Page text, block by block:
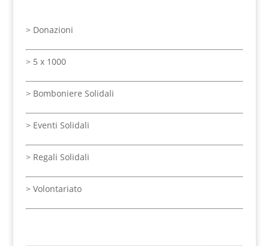
> Donazioni
> 5 x 1000
> Bomboniere Solidali
> Eventi Solidali
> Regali Solidali
> Volontariato